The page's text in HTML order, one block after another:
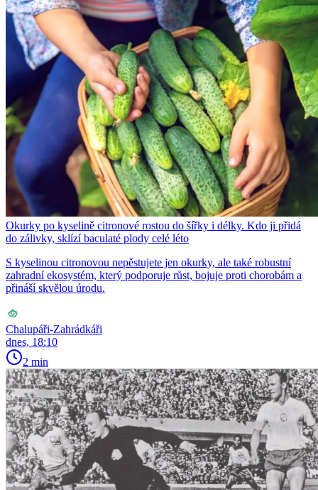
Okurky po kyselině citronové rostou do šířky i délky. Kdo ji přidá
do zálivky, sklízí baculaté plody celé léto
S kyselinou citronovou nepěstujete jen okurky, ale také robustní
zahradní ekosystém, který podporuje růst, bojuje proti chorobám a
přináší skvělou úrodu.
Chalupáři-Zahrádkáři
dnes, 18:10
2 min